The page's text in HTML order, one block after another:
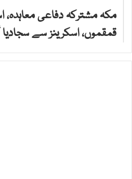
مکہ مشترکہ دفاعی معاہدہ،
قمقموں، اسکرینز سے سجادیا